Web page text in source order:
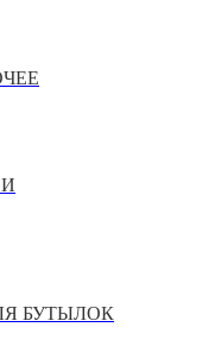
БУТЫЛОК